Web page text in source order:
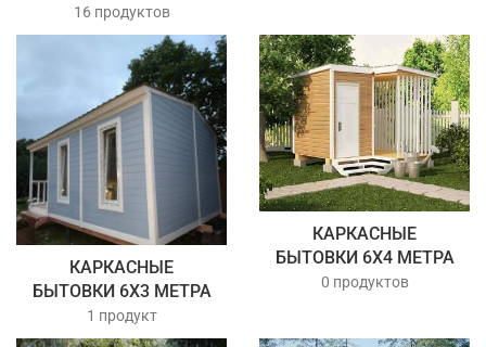
16 продуктов
КАРКАСНЫЕ
БЫТОВКИ 6Х3 МЕТРА
1 продукт
КАРКАСНЫЕ
БЫТОВКИ 6Х4 МЕТРА
0 продуктов